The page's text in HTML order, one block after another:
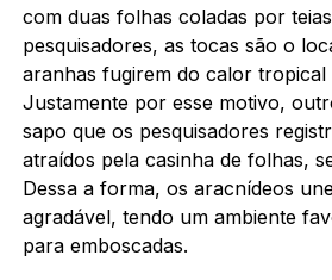
com duas folhas coladas por
pesquisadores, as tocas são o
aranhas fugirem do calor tropical
Justamente por esse motivo,
sapo que os pesquisadores
atraídos pela casinha de folhas,
Dessa a forma, os aracnídeos
agradável, tendo um ambiente
para emboscadas.